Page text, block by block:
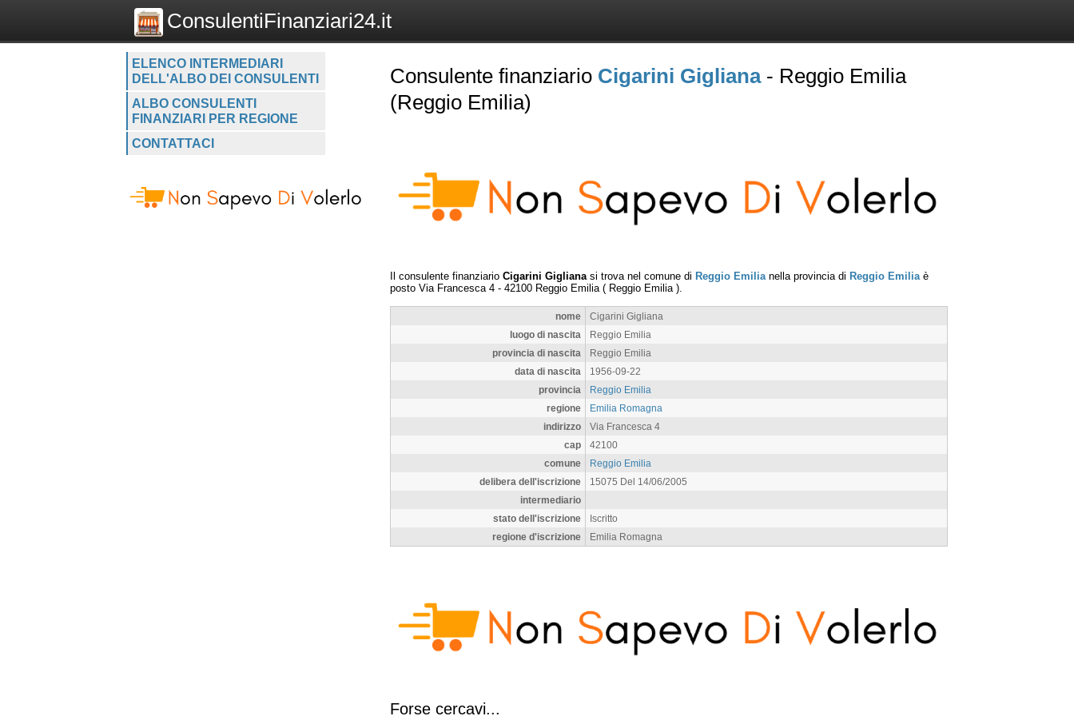
ConsulentiFinanziari24.it
ELENCO INTERMEDIARI
DELL'ALBO DEI CONSULENTI
ALBO CONSULENTI
FINANZIARI PER REGIONE
CONTATTACI
Consulente finanziario Cigarini Gigliana- Reggio Emilia
(Reggio Emilia)
Il consulente finanziario Cigarini Gigliana si trova nel comune di Reggio Emilia nella provincia di Reggio Emilia è
posto Via Francesca 4 - 42100 Reggio Emilia ( Reggio Emilia ).
nome
Cigarini Gigliana
luogo di nascita
Reggio Emilia
provincia di nascita
Reggio Emilia
data di nascita
1956-09-22
provincia
Reggio Emilia
regione
Emilia Romagna
indirizzo
Via Francesca 4
cap
42100
comune
Reggio Emilia
delibera dell'iscrizione
15075 Del 14/06/2005
intermediario
stato dell'iscrizione
Iscritto
regione d'iscrizione
Emilia Romagna
Forse cercavi...